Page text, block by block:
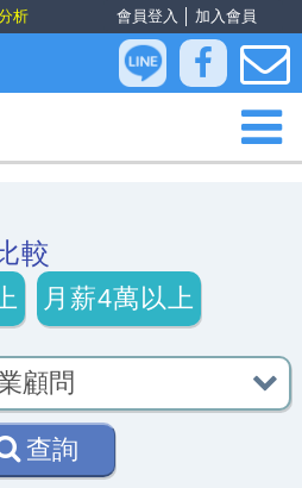
會員登入 加入會員
析
較
月薪4萬以上
查詢